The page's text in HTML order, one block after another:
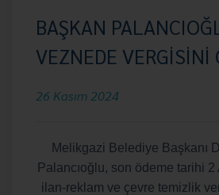
BAŞKAN
VEZNEDE VERGİSİNİ
26 Kasım 2024
Melikgazi Belediye Başkanı
Palancıoğlu, son ödeme tarihi 2
ilan-reklam ve çevre temizlik